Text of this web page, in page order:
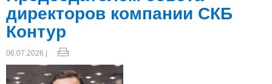
директоров компании СКБ
Контур
06.07.2026 |